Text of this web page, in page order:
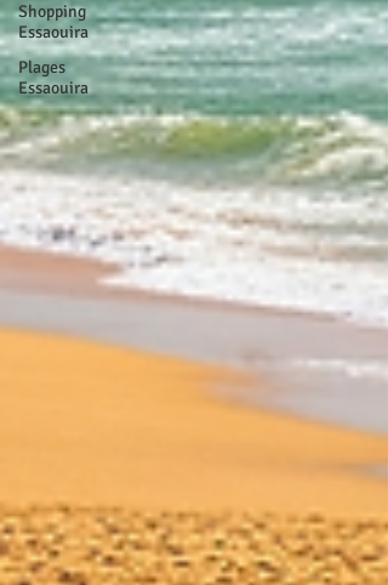
Shopping
Essaouira
Plages
Essaouira